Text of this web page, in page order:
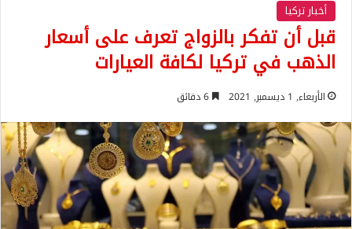
أخبار تركيا
قبل أن تفكر بالزواج تعرف على أسعار
الذهب في تركيا لكافة العيارات
الأربعاء, 1 ديسمبر, 2021